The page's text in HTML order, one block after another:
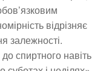
відрізняє
залежності.
спиртного навіть